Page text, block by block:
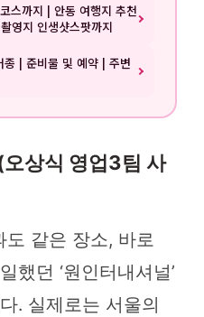
스까지 | 안동 여행지 추천
영지 인생샷스팟까지
| 준비물 및 예약 | 주변
상식 영업3팀 사
도 같은 장소, 바로
했던 ‘원인터내셔널’
. 실제로는 서울의